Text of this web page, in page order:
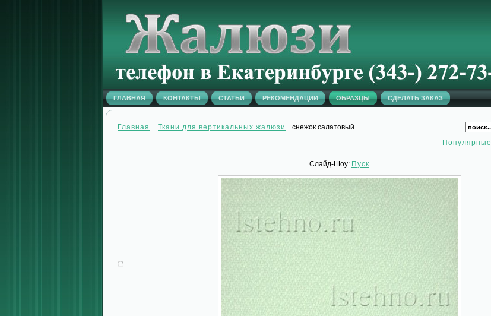
ГЛАВНАЯ КОНТАКТЫ СТАТЬИ РЕКОМЕНДАЦИИ ОБРАЗЦЫ СДЕЛАТЬ ЗАКАЗ
Главная Ткани для вертикальных жалюзи
снежок салатовый
Популярные
Слайд-Шоу: Пуск